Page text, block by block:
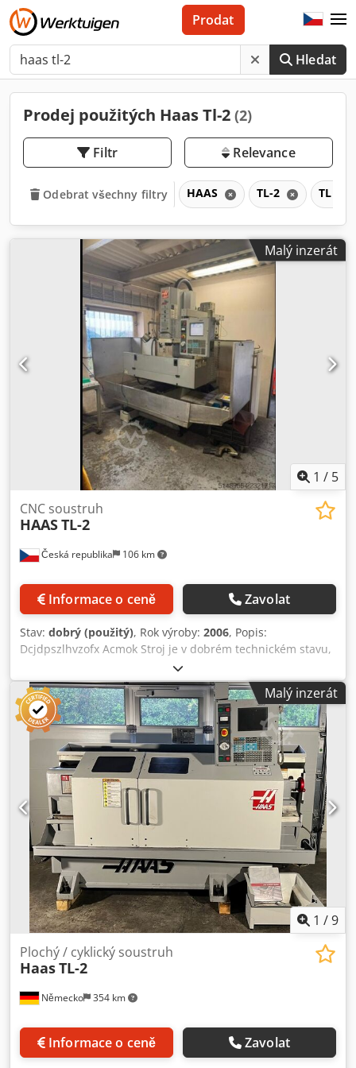
Hledat
Prodat
Prodej použitých Haas Tl-2 (2)
Filtr Relevance
Odebrat všechny filtry HAAS TL-2 TL
Malý inzerát
1 / 5
Česká republika 106 km
CNC soustruh
HAASTL-2
Informace o ceně Zavolat
Stav: dobrý (použitý), Rok výroby: 2006, Popis:
Dcjdpszlhvzofx Acmok Stroj je v dobrém technickém stavu,
po předchozí dohodě možnost odzkoušení. Řízení Haas
CNC Max. točný průměr 406 mm / 16" Max. délka
soustružení 1 219 mm / 48" Vzdálenost mezi hroty 1 219
mm / 48" Oběžný průměr nad suportem / příčným saněmi
cca 282 mm / 11.1" Pojezd X 203 mm / 8" Pojezd Z 1 219
mm / 48" Vřeteno A2-6 Vrtání vřetena 76,2 mm / 3.00"
Otáčky vřetena 0–2 000 ot/min Výkon vřetena 12 HP / cca
8,9 kW Krouticí moment cca 203 Nm při 150 ot/min
Sklíčidlo obvykle 10" / 254 mm Koník manuální, podle
výbavy Hmotnost cca 2 087 kg Rozměry stroje cca 2 515 × 1
727 × 1 981 mm provozní rozměry El. připojení 195–260 V, 3
fáze / cca 25 A nebo 1 fáze 240 V / 40 A podle konfigurace
Malý inzerát
1 /9
Německo 354 km
Plochý / cyklický soustruh
HaasTL-2
Informace o ceně Zavolat